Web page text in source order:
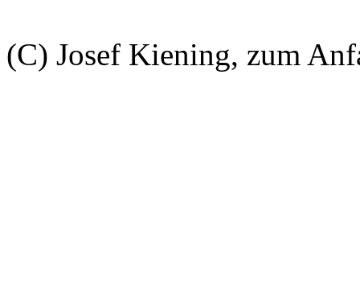
(C) Josef Kiening, zum